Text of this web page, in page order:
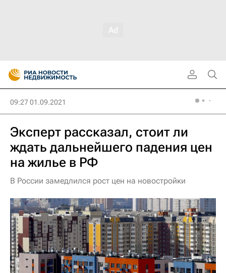
09:27 01.09.2021
Эксперт рассказал, стоит ли
ждать дальнейшего падения цен
на жилье в РФ
В России замедлился рост цен на новостройки